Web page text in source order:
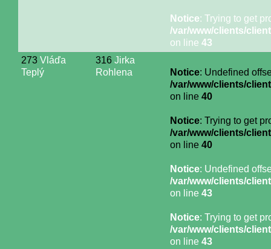
Notice: Trying to get
/var/www/clients/
on line 43
273 Vláďa
Teplý
316 Jirka
Rohlena
Notice: Undefined
/var/www/clients/
on line 40
Notice: Trying to get
/var/www/clients/
on line 40
Notice: Undefined
/var/www/clients/
on line 43
Notice: Trying to get
/var/www/clients/
on line 43